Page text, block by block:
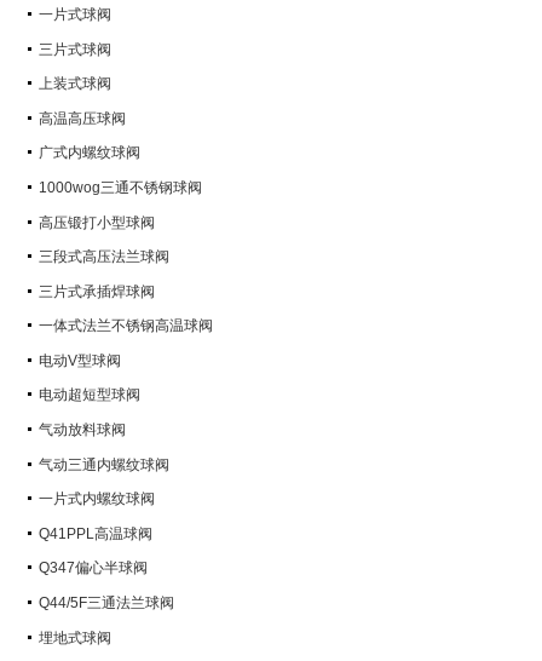
一片式球阀
三片式球阀
上装式球阀
高温高压球阀
广式内螺纹球阀
1000wog三通不锈钢球阀
高压锻打小型球阀
三段式高压法兰球阀
三片式承插焊球阀
一体式法兰不锈钢高温球阀
电动V型球阀
电动超短型球阀
气动放料球阀
气动三通内螺纹球阀
一片式内螺纹球阀
Q41PPL高温球阀
Q347偏心半球阀
Q44/5F三通法兰球阀
埋地式球阀